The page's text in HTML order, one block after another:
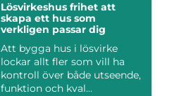
Lösvirkeshus frihet att
skapa ett hus som
verkligen passar dig
Att bygga hus i lösvirke
lockar allt fler som vill ha
kontroll över både utseende,
funktion och kval...